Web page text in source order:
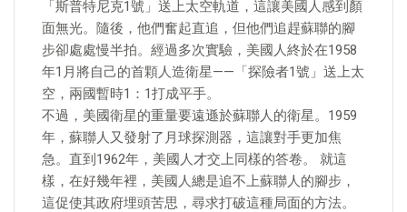
「斯普特尼克1號」送上太空軌道，這讓美國人感到顏
面無光。隨後，他們奮起直追，但他們追趕蘇聯的腳
步卻處處慢半拍。經過多次實驗，美國人終於在1958
年1月將自己的首顆人造衛星——「探險者1號」送上太
空，兩國暫時1：1打成平手。
不過，美國衛星的重量要遠遜於蘇聯人的衛星。1959
年，蘇聯人又發射了月球探測器，這讓對手更加焦
急。直到1962年，美國人才交上同樣的答卷。 就這
樣，在好幾年裡，美國人總是追不上蘇聯人的腳步，
這促使其政府埋頭苦思，尋求打破這種局面的方法。